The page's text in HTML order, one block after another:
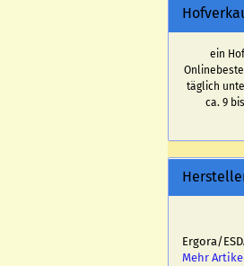
ein
täglich
ca. 9
Ergora/
Mehr